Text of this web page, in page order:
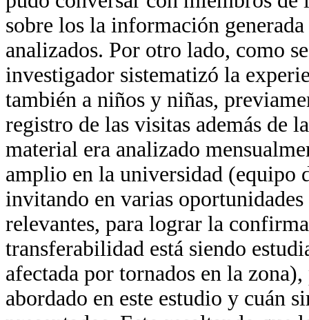
sobre los la información
analizados. Por otro lado, como
investigador sistematizó la
también a niños y niñas,
registro de las visitas además de
material era analizado
amplio en la universidad (equipo
invitando en varias
relevantes, para lograr la
transferabilidad está siendo
afectada por tornados en la
abordado en este estudio y cuán